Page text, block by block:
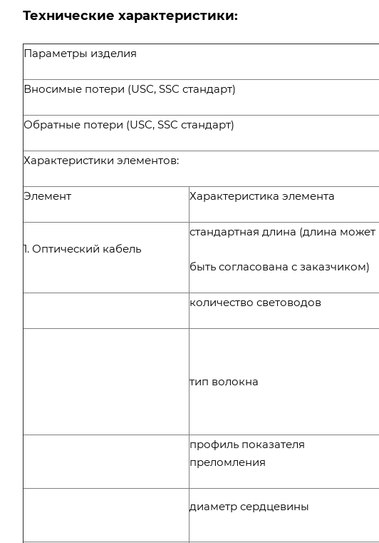
Технические характеристики:
Параметры изделия
Вносимые потери (USC, SSC стандарт)
Обратные потери (USC, SSC стандарт)
Характеристики элементов:
Элемент Характеристика элемента
1. Оптический кабель
стандартная длина (длина может
быть согласована с заказчиком)
количество световодов
тип волокна
профиль показателя
преломления
диаметр сердцевины